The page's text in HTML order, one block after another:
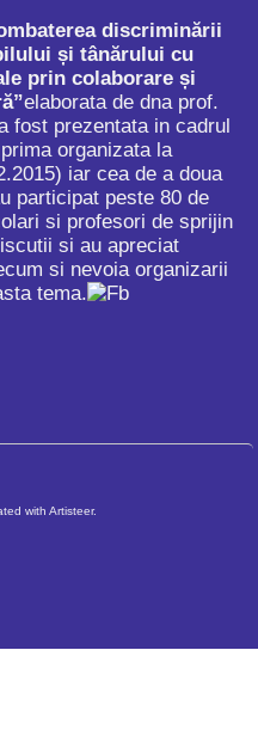
discriminării
și tânărului cu
prin colaborare și
”elaborata de dna prof.
fost prezentata in cadrul
organizata la
iar cea de a doua
participat peste 80 de
si profesori de sprijin
si au apreciat
si nevoia organizarii
tema.
with Artisteer.